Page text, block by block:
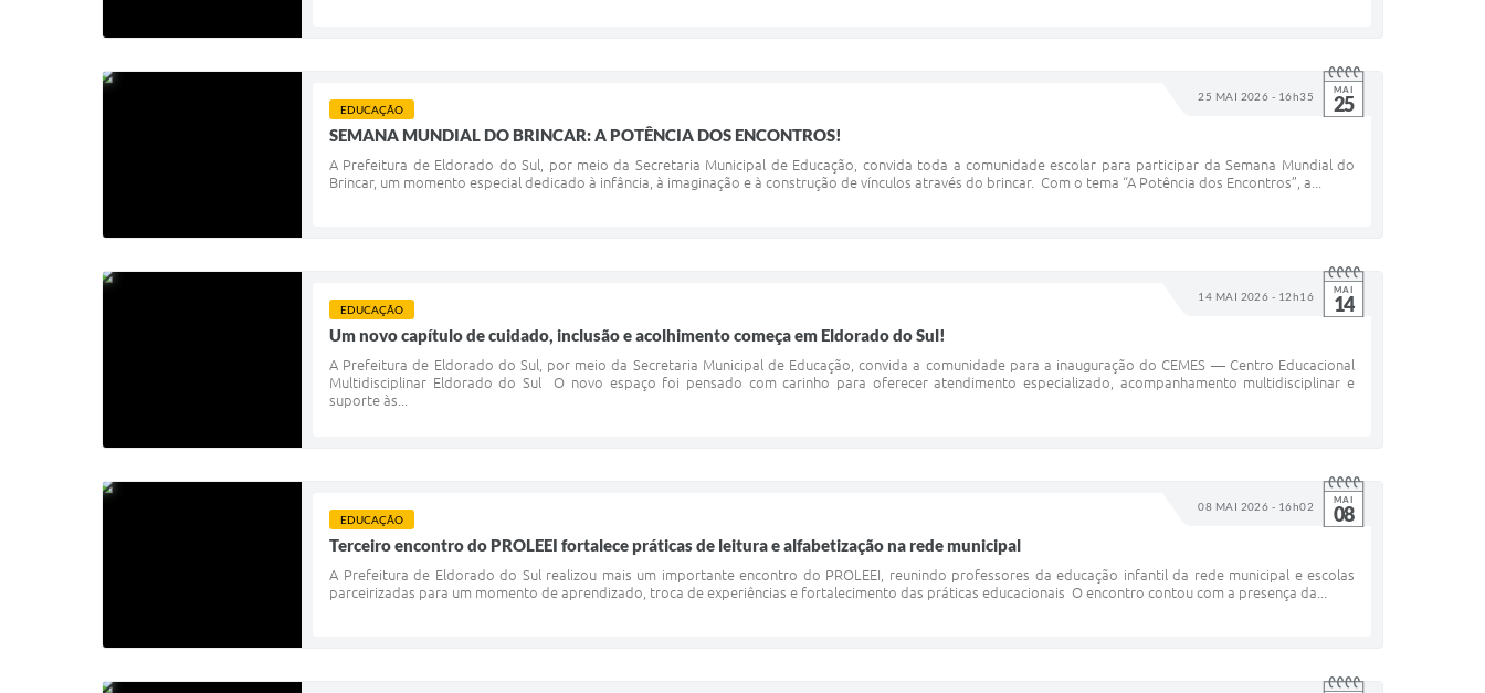
25 MAI 2026 - 16h35 MAI
25
EDUCAÇÃO
SEMANA MUNDIAL DO BRINCAR: A POTÊNCIA DOS ENCONTROS!
A Prefeitura de Eldorado do Sul, por meio da Secretaria Municipal de Educação, convida toda a comunidade escolar para participar da Semana Mundial do
Brincar, um momento especial dedicado à infância, à imaginação e à construção de vínculos através do brincar. Com o tema “A Potência dos Encontros”, a...
14 MAI 2026 - 12h16 MAI
14
EDUCAÇÃO
Um novo capítulo de cuidado, inclusão e acolhimento começa em Eldorado do Sul!
A Prefeitura de Eldorado do Sul, por meio da Secretaria Municipal de Educação, convida a comunidade para a inauguração do CEMES — Centro Educacional
Multidisciplinar Eldorado do Sul O novo espaço foi pensado com carinho para oferecer atendimento especializado, acompanhamento multidisciplinar e
suporte às...
08 MAI 2026 - 16h02 MAI
08
EDUCAÇÃO
Terceiro encontro do PROLEEI fortalece práticas de leitura e alfabetização na rede municipal
A Prefeitura de Eldorado do Sul realizou mais um importante encontro do PROLEEI, reunindo professores da educação infantil da rede municipal e escolas
parceirizadas para um momento de aprendizado, troca de experiências e fortalecimento das práticas educacionais O encontro contou com a presença da...